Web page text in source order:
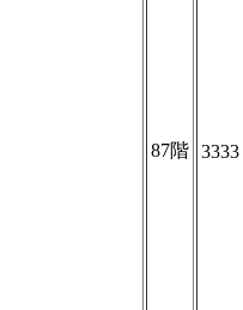
87階 3333